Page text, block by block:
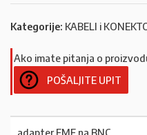
Kategorije: KABELI i
Ako imate pitanja o
POŠALJITE UPIT
adapter FME na BNC